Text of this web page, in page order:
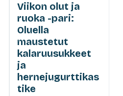
Viikon olut ja
ruoka -pari:
Oluella
maustetut
kalaruusukkeet
ja
hernejugurttikas
tike